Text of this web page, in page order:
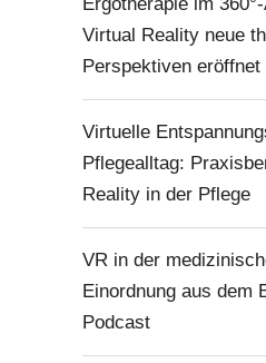
Virtual Reality neue
Perspektiven eröffnet
Virtuelle
Pflegealltag:
Reality in der Pflege
VR in der
Einordnung aus dem
Podcast